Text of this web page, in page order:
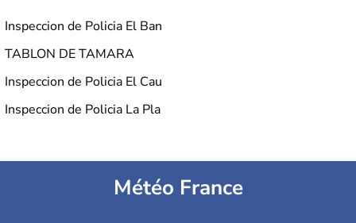
Inspeccion de Policia El Ban
TABLON DE TAMARA
Inspeccion de Policia El Cau
Inspeccion de Policia La Pla
Météo France